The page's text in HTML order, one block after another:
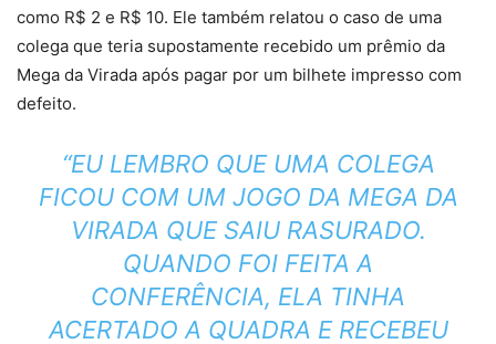
como R$ 2 e R$ 10. Ele também relatou o caso de uma
colega que teria supostamente recebido um prêmio da
Mega da Virada após pagar por um bilhete impresso com
defeito.
“EU LEMBRO QUE UMA COLEGA
FICOU COM UM JOGO DA MEGA DA
VIRADA QUE SAIU RASURADO.
QUANDO FOI FEITA A
CONFERÊNCIA, ELA TINHA
ACERTADO A QUADRA E RECEBEU